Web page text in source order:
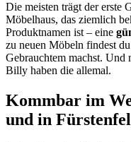
Die meisten trägt der erste
Möbelhaus, das ziemlich
Produktnamen ist – eine
zu neuen Möbeln findest
Gebrauchtem machst. Und
Billy haben die allemal.
Kommbar im
und in